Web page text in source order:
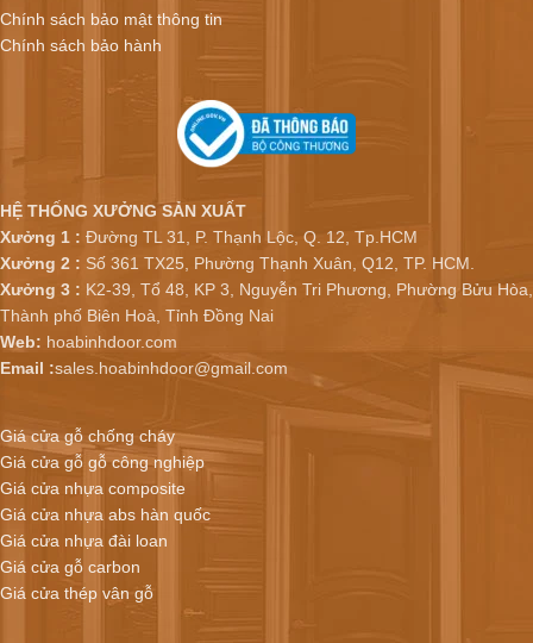
Chính sách bảo mật thông tin
Chính sách bảo hành
HỆ THỐNG XƯỞNG SẢN XUẤT
Xưởng 1 : Đường TL 31, P. Thạnh Lộc, Q. 12, Tp.HCM
Xưởng 2 : Số 361 TX25, Phường Thạnh Xuân, Q12, TP. HCM.
Xưởng 3 : K2-39, Tổ 48, KP 3, Nguyễn Tri Phương, Phường Bửu Hòa,
Thành phố Biên Hoà, Tỉnh Đồng Nai
Web: hoabinhdoor.com
Email :sales.hoabinhdoor@gmail.com
Giá cửa gỗ chống cháy
Giá cửa gỗ gỗ công nghiệp
Giá cửa nhựa composite
Giá cửa nhựa abs hàn quốc
Giá cửa nhựa đài loan
Giá cửa gỗ carbon
Giá cửa thép vân gỗ